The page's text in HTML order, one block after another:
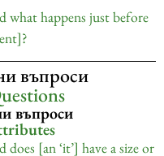
what happens just before
въпроси
въпроси
does [an ‘it’] have a size or